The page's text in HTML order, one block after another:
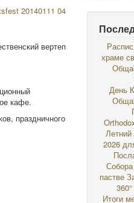
вертеп
кафе.
праздничного
храме
День
Летний
2026
пастве
Итоги